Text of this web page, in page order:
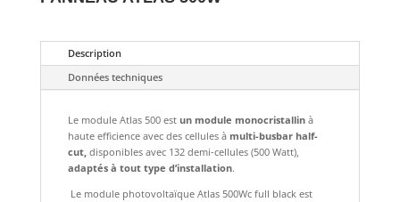
Description
Données techniques
Le module Atlas 500 estun module monocristallinà
haute efficience avec des cellules à multi-busbar half-
cut,disponibles avec 132 demi-cellules (500 Watt),
adaptés à tout type d’installation.
Le module photovoltaïque Atlas 500Wc full black est